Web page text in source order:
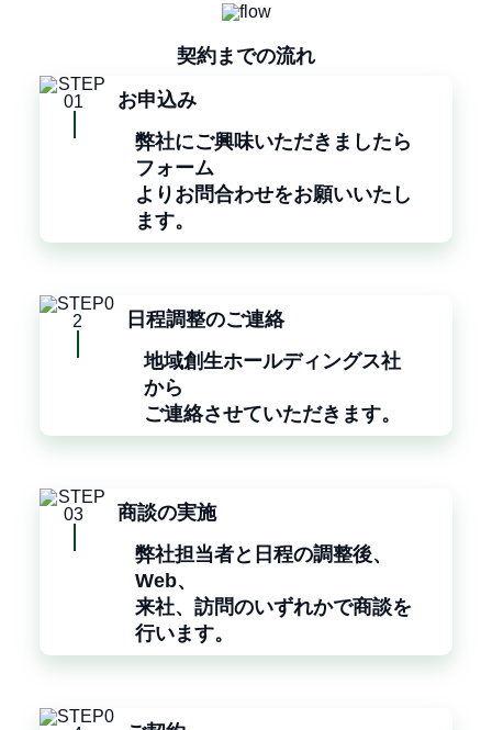
契約までの流れ
お申込み
弊社にご興味いただきましたら
フォーム
よりお問合わせをお願いいたし
ます。
日程調整のご連絡
地域創生ホールディングス社
から
ご連絡させていただきます。
商談の実施
弊社担当者と日程の調整後、
Web、
来社、訪問のいずれかで商談を
行います。